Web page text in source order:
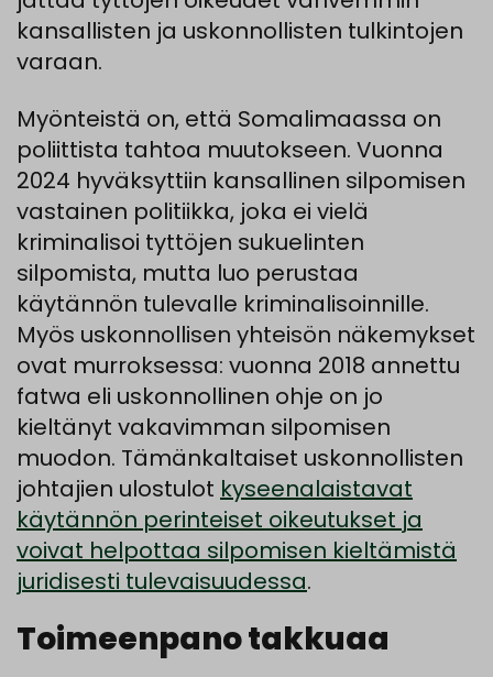
kansallisten ja uskonnollisten tulkintojen
varaan.
Myönteistä on, että Somalimaassa on
poliittista tahtoa muutokseen. Vuonna
2024 hyväksyttiin kansallinen silpomisen
vastainen politiikka, joka ei vielä
kriminalisoi tyttöjen sukuelinten
silpomista, mutta luo perustaa
käytännön tulevalle kriminalisoinnille.
Myös uskonnollisen yhteisön näkemykset
ovat murroksessa: vuonna 2018 annettu
fatwa eli uskonnollinen ohje on jo
kieltänyt vakavimman silpomisen
muodon. Tämänkaltaiset uskonnollisten
johtajien ulostulot kyseenalaistavat
käytännön perinteiset oikeutukset ja
voivat helpottaa silpomisen kieltämistä
juridisesti tulevaisuudessa.
Toimeenpano takkuaa